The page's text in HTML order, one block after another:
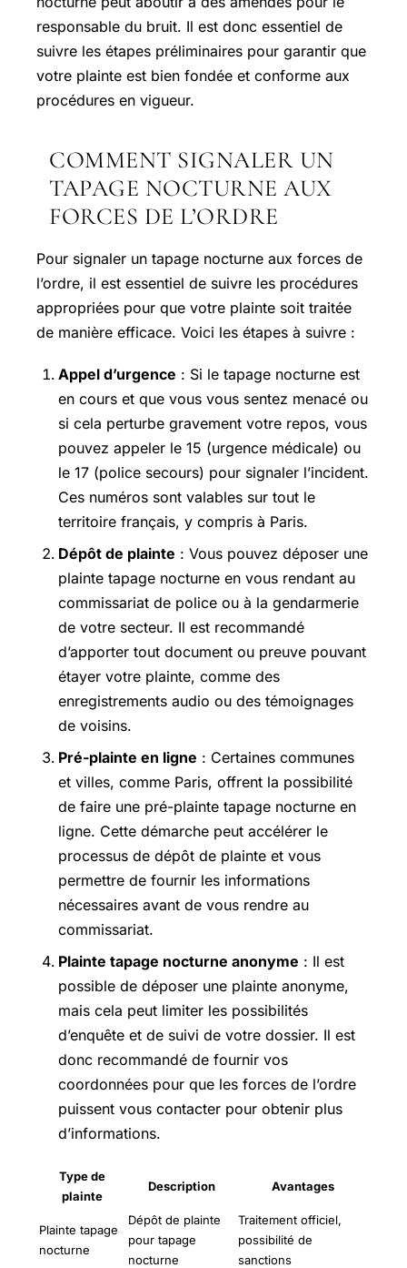
responsable du bruit. Il est donc essentiel de
suivre les étapes préliminaires pour garantir que
votre plainte est bien fondée et conforme aux
procédures en vigueur.
COMMENT SIGNALER UN
TAPAGE NOCTURNE AUX
FORCES DE L’ORDRE
Pour signaler un tapage nocturne aux forces de
l’ordre, il est essentiel de suivre les procédures
appropriées pour que votre plainte soit traitée
de manière efficace. Voici les étapes à suivre :
Appel d’urgence : Si le tapage nocturne est
en cours et que vous vous sentez menacé ou
si cela perturbe gravement votre repos, vous
pouvez appeler le 15 (urgence médicale) ou
le 17 (police secours) pour signaler l’incident.
Ces numéros sont valables sur tout le
territoire français, y compris à Paris.
Dépôt de plainte : Vous pouvez déposer une
plainte tapage nocturne en vous rendant au
commissariat de police ou à la gendarmerie
de votre secteur. Il est recommandé
d’apporter tout document ou preuve pouvant
étayer votre plainte, comme des
enregistrements audio ou des témoignages
de voisins.
Pré-plainte en ligne : Certaines communes
et villes, comme Paris, offrent la possibilité
de faire une pré-plainte tapage nocturne en
ligne. Cette démarche peut accélérer le
processus de dépôt de plainte et vous
permettre de fournir les informations
nécessaires avant de vous rendre au
commissariat.
Plainte tapage nocturne anonyme : Il est
possible de déposer une plainte anonyme,
mais cela peut limiter les possibilités
d’enquête et de suivi de votre dossier. Il est
donc recommandé de fournir vos
coordonnées pour que les forces de l’ordre
puissent vous contacter pour obtenir plus
d’informations.
Type de
plainte
Description Avantages
Plainte tapage
nocturne
Dépôt de plainte
pour tapage
nocturne
Traitement officiel,
possibilité de
sanctions